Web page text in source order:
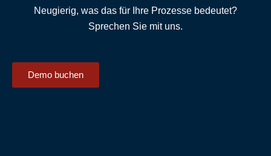
Neugierig, was das für Ihre Prozesse bedeutet?
Sprechen Sie mit uns.
Demo buchen